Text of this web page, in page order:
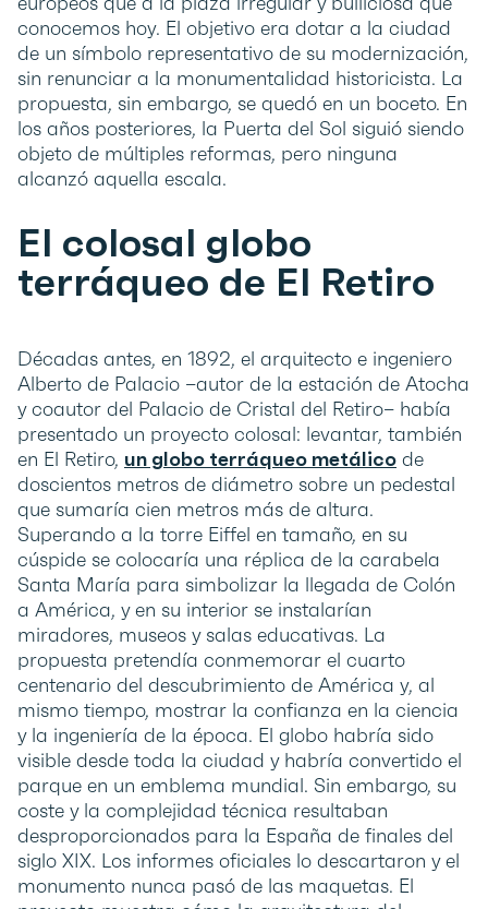
conocemos hoy. El objetivo era dotar a la ciudad
de un símbolo representativo de su modernización,
sin renunciar a la monumentalidad historicista. La
propuesta, sin embargo, se quedó en un boceto. En
los años posteriores, la Puerta del Sol siguió siendo
objeto de múltiples reformas, pero ninguna
alcanzó aquella escala.
El colosal globo
terráqueo de El Retiro
Décadas antes, en 1892, el arquitecto e ingeniero
Alberto de Palacio –autor de la estación de Atocha
y coautor del Palacio de Cristal del Retiro– había
presentado un proyecto colosal: levantar, también
en El Retiro, un globo terráqueo metálico de
doscientos metros de diámetro sobre un pedestal
que sumaría cien metros más de altura.
Superando a la torre Eiffel en tamaño, en su
cúspide se colocaría una réplica de la carabela
Santa María para simbolizar la llegada de Colón
a América, y en su interior se instalarían
miradores, museos y salas educativas. La
propuesta pretendía conmemorar el cuarto
centenario del descubrimiento de América y, al
mismo tiempo, mostrar la confianza en la ciencia
y la ingeniería de la época. El globo habría sido
visible desde toda la ciudad y habría convertido el
parque en un emblema mundial. Sin embargo, su
coste y la complejidad técnica resultaban
desproporcionados para la España de finales del
siglo XIX. Los informes oficiales lo descartaron y el
monumento nunca pasó de las maquetas. El